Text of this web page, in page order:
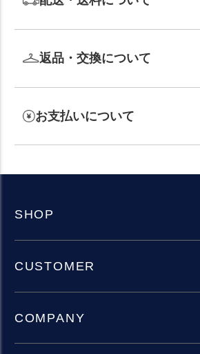
返品・交換について
お支払いについて
SHOP
CUSTOMER
COMPANY